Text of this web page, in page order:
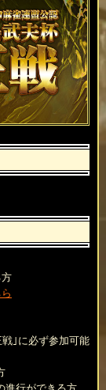
｣に必ず参加可能
進行ができる方